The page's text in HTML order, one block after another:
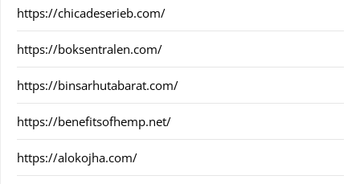
https://chicadeserieb.com/
https://boksentralen.com/
https://binsarhutabarat.com/
https://benefitsofhemp.net/
https://alokojha.com/